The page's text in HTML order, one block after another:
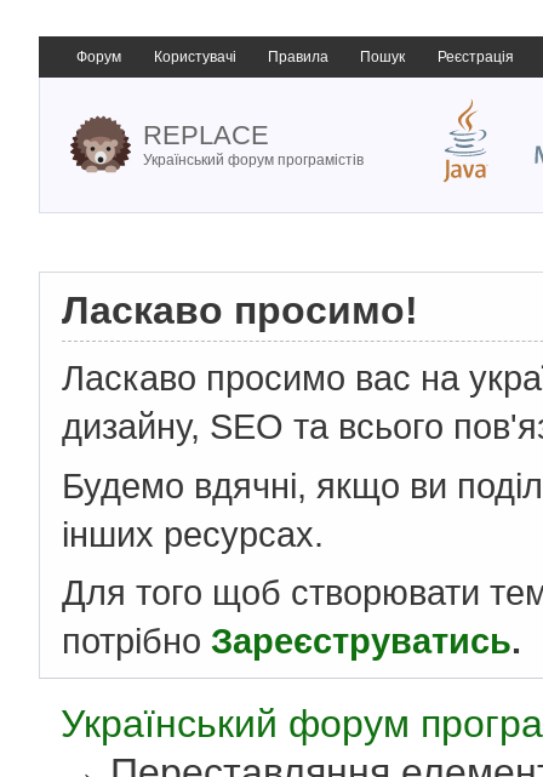
Форум Користувачі Правила Пошук Реєстрація
REPLACE
Український форум програмістів
Ласкаво просимо!
Ласкаво просимо вас на
дизайну, SEO та всього
Будемо вдячні, якщо ви
інших ресурсах.
Для того щоб створювати
потрібно Зареєструватись.
Український форум